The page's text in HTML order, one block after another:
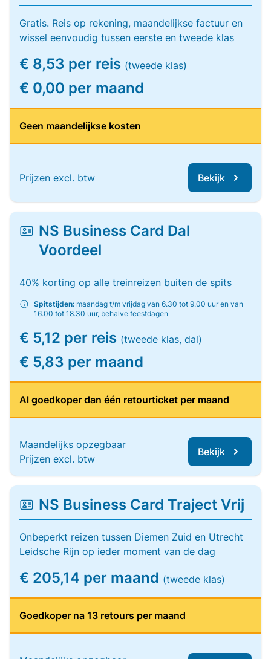
Gratis. Reis op rekening, maandelijkse factuur en
wissel eenvoudig tussen eerste en tweede klas
€ 8,53 per reis (tweede klas)
€ 0,00 per maand
Geen maandelijkse kosten
Prijzen excl. btw Bekijk
NS Business Card Dal
Voordeel
40% korting op alle treinreizen buiten de spits
Spitstijden: maandag t/m vrijdag van 6.30 tot 9.00 uur en van
16.00 tot 18.30 uur, behalve feestdagen
€ 5,12 per reis (tweede klas, dal)
€ 5,83 per maand
Al goedkoper dan één retourticket per maand
Maandelijks opzegbaar
Prijzen excl. btw
Bekijk
NS Business Card Traject Vrij
Onbeperkt reizen tussen Diemen Zuid en Utrecht
Leidsche Rijn op ieder moment van de dag
€ 205,14 per maand (tweede klas)
Goedkoper na 13 retours per maand